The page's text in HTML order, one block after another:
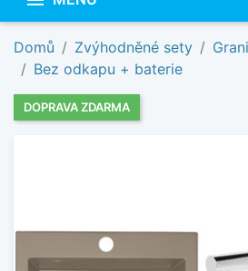
Domů Zvýhodněné sety
Bez odkapu + baterie
DOPRAVA ZDARMA